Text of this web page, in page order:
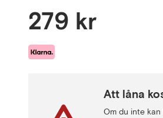
279 kr
Att låna
Om du inte